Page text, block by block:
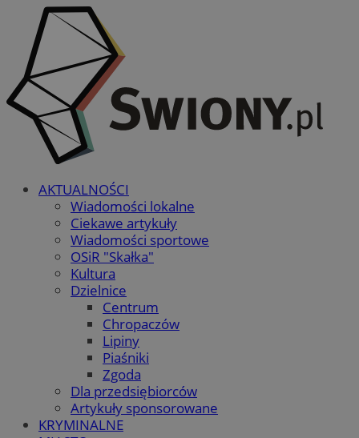
AKTUALNOŚCI
Wiadomości lokalne
Ciekawe artykuły
Wiadomości sportowe
OSiR "Skałka"
Kultura
Dzielnice
Centrum
Chropaczów
Lipiny
Piaśniki
Zgoda
Dla przedsiębiorców
Artykuły sponsorowane
KRYMINALNE